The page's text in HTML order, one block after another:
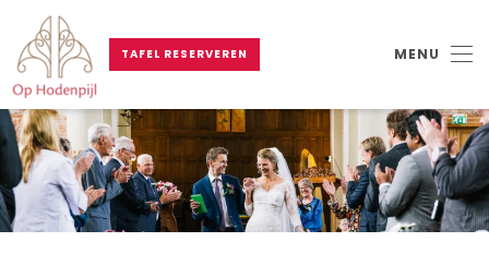
Skip to main content
TAFEL RESERVEREN MENU